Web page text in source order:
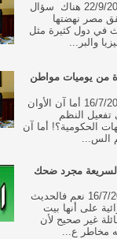
جريدة الاخبار - 22/9/2016 هناك سؤال
مصر نهضتها
في دول كثيرة مثل
والبر...
من يوميات مواطن
جريدة الاخبار - 16/7/2015 أما آن الأوان
تفعيل النظم
الحكومية؟! أما آن
الس...
مجرد ضحك
جريدة الوفد - 16/7/2011 نعم فالحديث
على أنها بيت
غير صحيح لأن
مخاطر ع...